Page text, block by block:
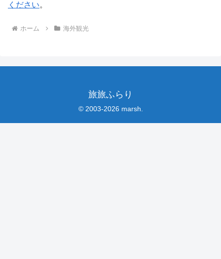
ください。
ホーム 海外観光
旅旅ふらり
© 2003-2026 marsh.